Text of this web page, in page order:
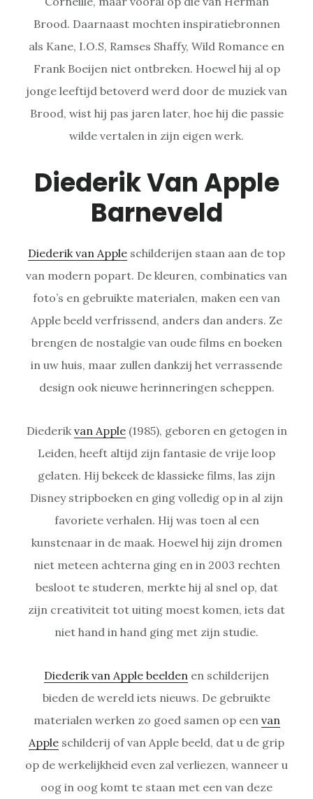
Brood. Daarnaast mochten inspiratiebronnen
als Kane, I.O.S, Ramses Shaffy, Wild Romance en
Frank Boeijen niet ontbreken. Hoewel hij al op
jonge leeftijd betoverd werd door de muziek van
Brood, wist hij pas jaren later, hoe hij die passie
wilde vertalen in zijn eigen werk.
Diederik Van Apple
Barneveld
Diederik van Apple schilderijen staan aan de top
van modern popart. De kleuren, combinaties van
foto’s en gebruikte materialen, maken een van
Apple beeld verfrissend, anders dan anders. Ze
brengen de nostalgie van oude films en boeken
in uw huis, maar zullen dankzij het verrassende
design ook nieuwe herinneringen scheppen.
Diederik van Apple(1985), geboren en getogen in
Leiden, heeft altijd zijn fantasie de vrije loop
gelaten. Hij bekeek de klassieke films, las zijn
Disney stripboeken en ging volledig op in al zijn
favoriete verhalen. Hij was toen al een
kunstenaar in de maak. Hoewel hij zijn dromen
niet meteen achterna ging en in 2003 rechten
besloot te studeren, merkte hij al snel op, dat
zijn creativiteit tot uiting moest komen, iets dat
niet hand in hand ging met zijn studie.
Diederik van Apple beelden en schilderijen
bieden de wereld iets nieuws. De gebruikte
materialen werken zo goed samen op een van
Apple schilderij of van Apple beeld, dat u de grip
op de werkelijkheid even zal verliezen, wanneer u
oog in oog komt te staan met een van deze